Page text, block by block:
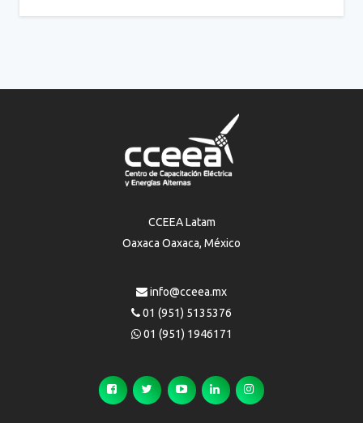
CCEEA Latam
Oaxaca Oaxaca, México
info@cceea.mx
01 (951) 5135376
01 (951) 1946171